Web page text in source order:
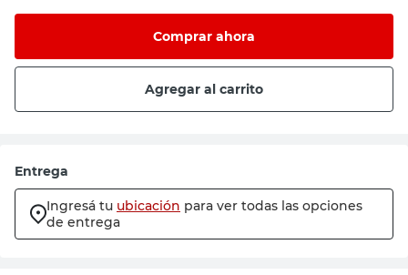
Comprar ahora
Agregar al carrito
Entrega
Ingresá tu ubicación para ver todas las opciones
de entrega